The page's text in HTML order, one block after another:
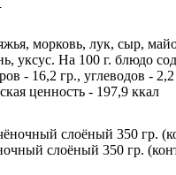
морковь, лук, сыр,
уксус. На 100 г. блюдо
- 16,2 гр., углеводов - 2,2
ценность - 197,9 ккал
слоёный 350 гр.